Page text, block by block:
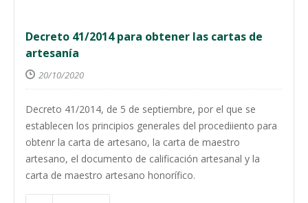
Decreto 41/2014 para obtener las cartas de
artesanía
20/10/2020
Decreto 41/2014, de 5 de septiembre, por el que se
establecen los principios generales del procediiento para
obtenr la carta de artesano, la carta de maestro
artesano, el documento de calificación artesanal y la
carta de maestro artesano honorífico.